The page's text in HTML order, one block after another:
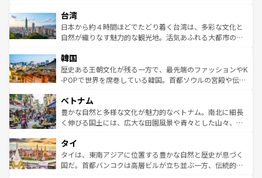
情報は
人々、おいしいローカルフードやハワイアンミュージッ
ク、伝統的なフラダンスなど、すべてがハワイの魅力を彩
っている。訪れるたびに新しい発見と感動が待っているハ
はコンテンツ一覧
リアリーフや大陸中央部にそびえるウルル（エアーズロッ
ク）、タスマニアの美しい原生林やケアンズの熱帯雨林な
ど、見どころがたくさん。また、カフェやワイン、オージ
いる。アクティビティも充実しており、サーフィンやダイ
ビング、ハイキングなど、アウトドア好きにはたまらな
い。オーストラリアの多彩な魅力を存分に味わいつくそ
参照してほしい。
台湾
日本から約４時間ほどでたどり着く台湾は、多彩な文化と
自然が織りなす魅力的な観光地。活気あふれる大都市の台
ン）、静ひつな山岳地帯である台湾東部など、都市の喧騒
と山間の静けさが共存しており、訪れる人に新しい発見と
驚きをもたらしてくれる。また、奥深い台湾の食文化も魅
容にもいいと評判のスイーツなど、バラエティ豊かな料理
が味わえる。 なお、新着の台湾情報は コンテンツ一覧を参
照してほしい。
韓国
歴史ある王朝文化が残る一方で、最先端のファッションやK
-POPで世界を席巻している韓国。首都ソウルの宮殿や伝統
き、地方に足を延ばせば四季折々の自然美を楽しむことが
できる。そして、キムチや焼肉、絶品のストリートフード
まで、さまざまな韓国料理が待っている。夜には、韓国な
リティに包まれながら、韓国の多彩な魅力を心ゆくまで味
わってみてほしい。 なお、新着の韓国情報はコンテンツ一
覧を参照してほしい。
ベトナム
豊かな自然と多様な文化が魅力的なベトナム。南北に細長
く伸びる国土には、広大な田園風景や青々とした山々、世
急速な発展と共に伝統が息づく。ハノイの古い町並みやホ
ーチミン市のフランス統治時代の建物も、独特の雰囲気を
醸し出している。また、バラエティの豊かさとおいしさで
タイ
タイは、東南アジアに位置する豊かな自然と歴史が息づく
国だ。首都バンコクは高層ビルが立ち並ぶ一方、伝統的な